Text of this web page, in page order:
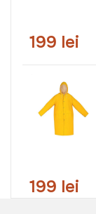
199 lei
199 lei